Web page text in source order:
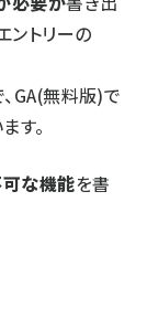
ントリーの
GA(無料版)で
す。
な機能を書